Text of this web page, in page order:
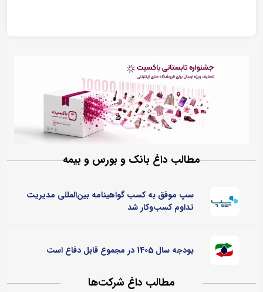
مطالب داغ بانک و بورس و بیمه
سپ موفق به کسب گواهینامه بین‌المللی مدیریت
تداوم کسب‌و‌کار شد
بودجه سال 1405 در مجموع قابل دفاع است
مطالب داغ شرکت‌ها